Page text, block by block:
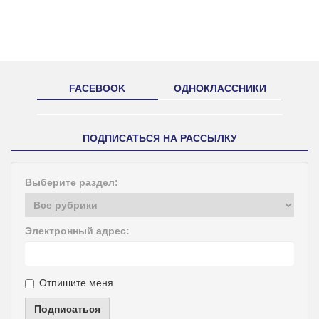
FACEBOOK ОДНОКЛАССНИКИ
ПОДПИСАТЬСЯ НА РАССЫЛКУ
Выберите раздел:
Электронный адрес:
Отпишите меня
Подписаться